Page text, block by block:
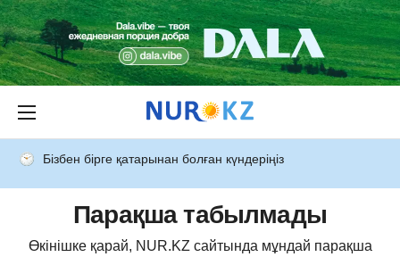
Бізбен бірге қатарынан болған күндеріңіз
Парақша табылмады
Өкінішке қарай, NUR.KZ сайтында мұндай парақша